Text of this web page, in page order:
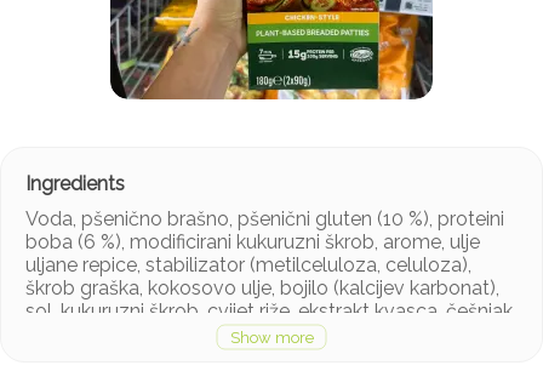
Voda, pšenično brašno, pšenični gluten (10 %), proteini
boba (6 %), modificirani kukuruzni škrob, arome, ulje
uljane repice, stabilizator (metilceluloza, celuloza),
škrob graška, kokosovo ulje, bojilo (kalcijev karbonat),
sol, kukuruzni škrob, cvijet riže, ekstrakt kvasca, češnjak
u prahu, luk u prahu, bjelančevine graška*, tvari za
rahljenje (difosfati, natrijevi karbonati), suncokretovo